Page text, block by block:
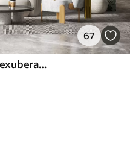
67
Uma cena de selva tropical exuberante com várias palmeiras, folhas grandes e flores coloridas em primeiro plano